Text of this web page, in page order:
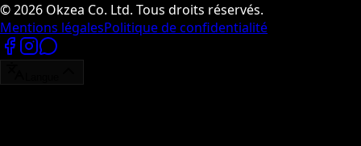
©2026 Okzea Co. Ltd. Tous droits réservés.
Mentions légalesPolitique de confidentialité